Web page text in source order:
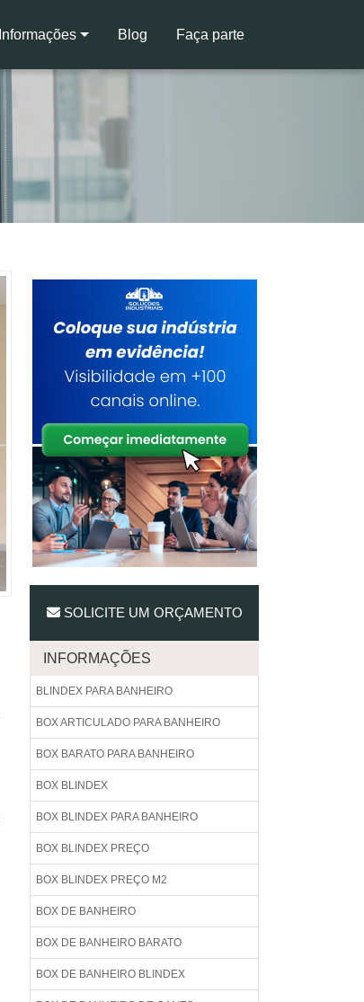
Informações Blog Faça parte
SOLICITE UM ORÇAMENTO
INFORMAÇÕES
BLINDEX PARA BANHEIRO
BOX ARTICULADO PARA BANHEIRO
BOX BARATO PARA BANHEIRO
BOX BLINDEX
BOX BLINDEX PARA BANHEIRO
BOX BLINDEX PREÇO
BOX BLINDEX PREÇO M2
BOX DE BANHEIRO
BOX DE BANHEIRO BARATO
BOX DE BANHEIRO BLINDEX